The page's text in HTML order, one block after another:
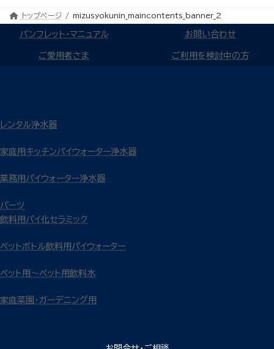
トップページ mizusyokunin_maincontents_banner_2
パンフレット・マニュアル お問い合わせ
ご愛用者さま ご利用を検討中の方
レンタル浄水器
家庭用キッチンパイウォーター浄水器
業務用パイウォーター浄水器
パーツ
飲料用パイ化セラミック
ペットボトル飲料用パイウォーター
ペット用～ペット用飲料水
家庭菜園・ガーデニング用